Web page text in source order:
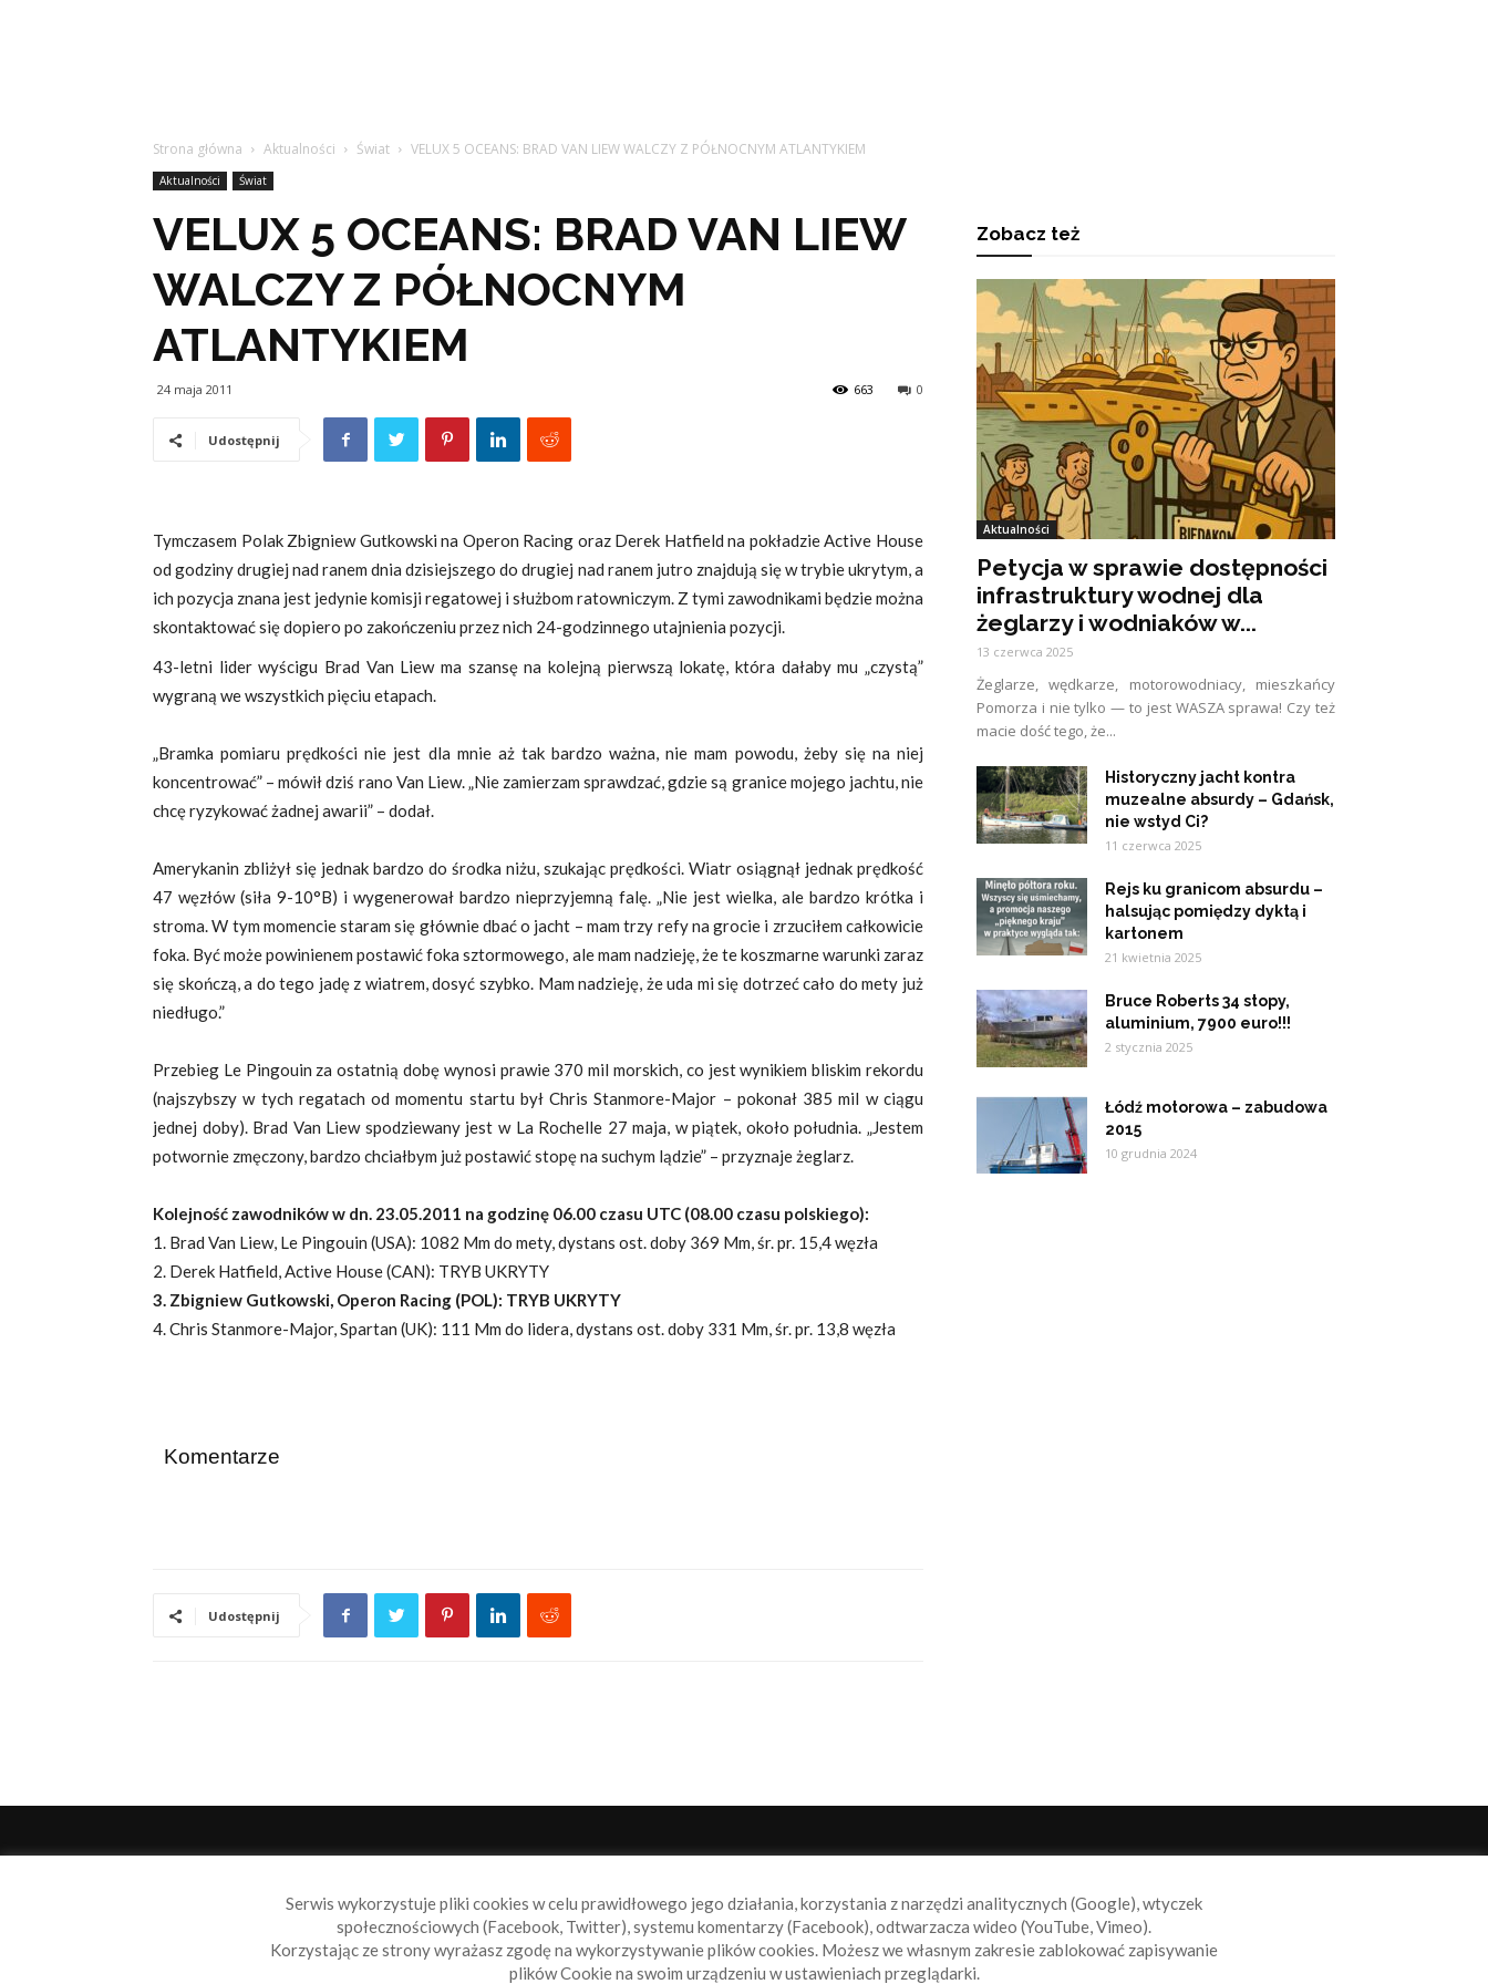
Strona główna Aktualności Świat VELUX 5 OCEANS: BRAD VAN LIEW WALCZY Z PÓŁNOCNYM ATLANTYKIEM
Aktualności Świat
VELUX 5 OCEANS: BRAD VAN LIEW
WALCZY Z PÓŁNOCNYM
ATLANTYKIEM
24 maja 2011 0
663
Udostępnij
Tymczasem Polak Zbigniew Gutkowski na Operon Racing oraz Derek Hatfield na pokładzie Active House
od godziny drugiej nad ranem dnia dzisiejszego do drugiej nad ranem jutro znajdują się w trybie ukrytym, a
ich pozycja znana jest jedynie komisji regatowej i służbom ratowniczym. Z tymi zawodnikami będzie można
skontaktować się dopiero po zakończeniu przez nich 24-godzinnego utajnienia pozycji.
43-letni lider wyścigu Brad Van Liew ma szansę na kolejną pierwszą lokatę, która dałaby mu „czystą”
wygraną we wszystkich pięciu etapach.
„Bramka pomiaru prędkości nie jest dla mnie aż tak bardzo ważna, nie mam powodu, żeby się na niej
koncentrować” – mówił dziś rano Van Liew. „Nie zamierzam sprawdzać, gdzie są granice mojego jachtu, nie
chcę ryzykować żadnej awarii” – dodał.
Amerykanin zbliżył się jednak bardzo do środka niżu, szukając prędkości. Wiatr osiągnął jednak prędkość
47 węzłów (siła 9-10°B) i wygenerował bardzo nieprzyjemną falę. „Nie jest wielka, ale bardzo krótka i
stroma. W tym momencie staram się głównie dbać o jacht – mam trzy refy na grocie i zrzuciłem całkowicie
foka. Być może powinienem postawić foka sztormowego, ale mam nadzieję, że te koszmarne warunki zaraz
się skończą, a do tego jadę z wiatrem, dosyć szybko. Mam nadzieję, że uda mi się dotrzeć cało do mety już
niedługo.”
Przebieg Le Pingouin za ostatnią dobę wynosi prawie 370 mil morskich, co jest wynikiem bliskim rekordu
(najszybszy w tych regatach od momentu startu był Chris Stanmore-Major – pokonał 385 mil w ciągu
jednej doby). Brad Van Liew spodziewany jest w La Rochelle 27 maja, w piątek, około południa. „Jestem
potwornie zmęczony, bardzo chciałbym już postawić stopę na suchym lądzie” – przyznaje żeglarz.
Kolejność zawodników w dn. 23.05.2011 na godzinę 06.00 czasu UTC (08.00 czasu polskiego):
1. Brad Van Liew, Le Pingouin (USA): 1082 Mm do mety, dystans ost. doby 369 Mm, śr. pr. 15,4 węzła
2. Derek Hatfield, Active House (CAN): TRYB UKRYTY
3. Zbigniew Gutkowski, Operon Racing (POL): TRYB UKRYTY
4. Chris Stanmore-Major, Spartan (UK): 111 Mm do lidera, dystans ost. doby 331 Mm, śr. pr. 13,8 węzła
Komentarze
Udostępnij
Zobacz też
Aktualności
Petycja w sprawie dostępności
infrastruktury wodnej dla
żeglarzy i wodniaków w...
13 czerwca 2025
Żeglarze, wędkarze, motorowodniacy, mieszkańcy
Pomorza i nie tylko — to jest WASZA sprawa! Czy też
macie dość tego, że...
Historyczny jacht kontra
muzealne absurdy – Gdańsk,
nie wstyd Ci?
11 czerwca 2025
Rejs ku granicom absurdu –
halsując pomiędzy dyktą i
kartonem
21 kwietnia 2025
Bruce Roberts 34 stopy,
aluminium, 7900 euro!!!
2 stycznia 2025
Łódź motorowa – zabudowa
2015
10 grudnia 2024
Sailbook.pl to miejsce dla wszystkich, którzy szukają aktualnych
wiadomości ze świata żeglarstwa, świata motorowodniactwa i
nie tylko.
Serwis wykorzystuje pliki cookies w celu prawidłowego jego działania, korzystania z narzędzi analitycznych (Google), wtyczek
społecznościowych (Facebook, Twitter), systemu komentarzy (Facebook), odtwarzacza wideo (YouTube, Vimeo).
Korzystając ze strony wyrażasz zgodę na wykorzystywanie plików cookies. Możesz we własnym zakresie zablokować zapisywanie
plików Cookie na swoim urządzeniu w ustawieniach przeglądarki.